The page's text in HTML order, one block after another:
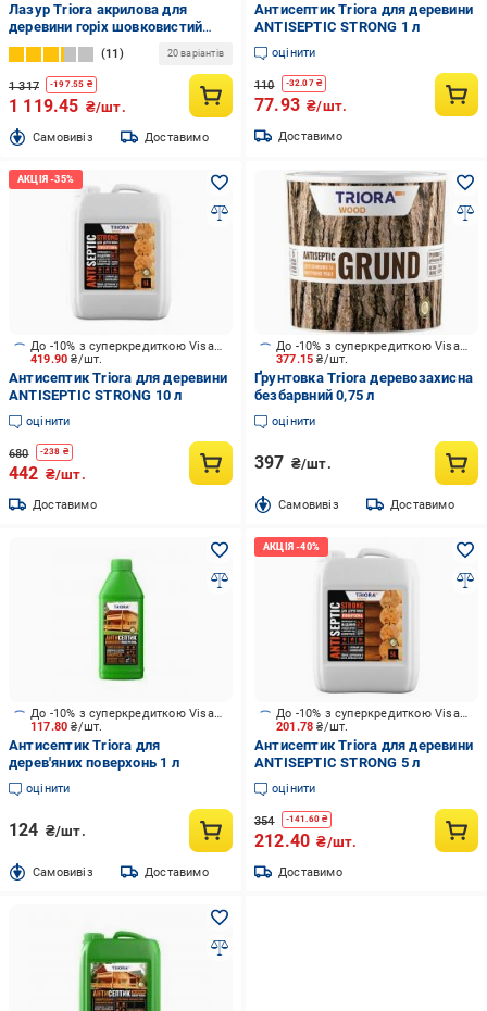
Лазур Triora акрилова для
деревини горіх шовковистий
глянець 2,5 л
11 20 варіантів
1 317 -197.55 ₴
1 119.45 ₴/шт.
Cамовивіз Доставимо
Антисептик Triora для деревини
ANTISEPTIC STRONG 1 л
оцінити
110 -32.07₴
77.93 ₴/шт.
Доставимо
419.90₴/шт.
До -10% з суперкредиткою Visa Вигода
Антисептик Triora для деревини
ANTISEPTIC STRONG 10 л
оцінити
680 -238 ₴
442 ₴/шт.
Доставимо
377.15₴/шт.
До -10% з суперкредиткою Visa Вигода
Ґрунтовка Triora деревозахисна
безбарвний 0,75 л
оцінити
397 ₴/шт.
Cамовивіз Доставимо
117.80₴/шт.
До -10% з суперкредиткою Visa Вигода
Антисептик Triora для
дерев'яних поверхонь 1 л
оцінити
124 ₴/шт.
Cамовивіз Доставимо
201.78₴/шт.
До -10% з суперкредиткою Visa Вигода
Антисептик Triora для деревини
ANTISEPTIC STRONG 5 л
оцінити
354 -141.60₴
212.40 ₴/шт.
Доставимо